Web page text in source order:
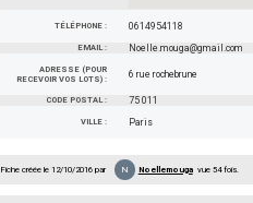
TÉLÉPHONE : 0614954118
EMAIL : Noelle.mouga@gmail.com
ADRESSE (POUR
RECEVOIR VOS LOTS) :
6 rue rochebrune
CODE POSTAL : 75 011
VILLE : Paris
Fiche créée le 12/10/2016 par N Noellemougavue 54 fois.